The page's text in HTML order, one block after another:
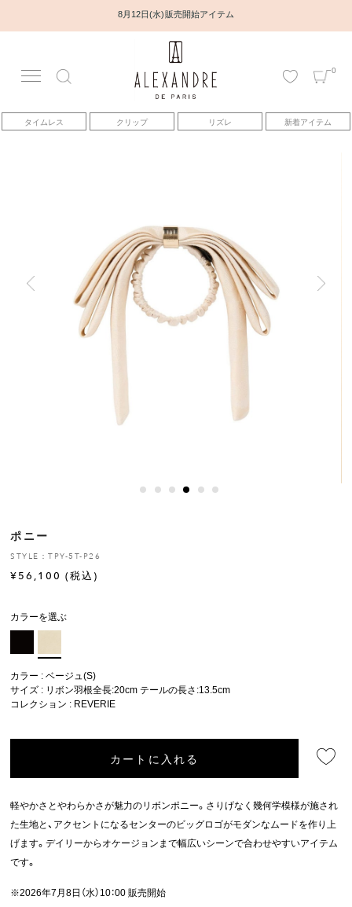
8月12日(水) 販売開始アイテム
0
タイムレス クリップ リズレ 新着アイテム
アカウント
アイテム
トピックス
ヘアアレンジ動画
クラフトマンシップ
お修理について
ポニー
STYLE：TPY-5T-P26
¥56,100 (税込)
カラーを選ぶ
カラー : ベージュ(S)
サイズ : リボン羽根全長:20cm テールの長さ:13.5cm
コレクション : REVERIE
カートに入れる
軽やかさとやわらかさが魅力のリボンポニー。さりげなく幾何学模様が施され
た生地と、アクセントになるセンターのビッグロゴがモダンなムードを作り上
げます。デイリーからオケージョンまで幅広いシーンで合わせやすいアイテム
です。
※2026年7月8日（水）10：00 販売開始